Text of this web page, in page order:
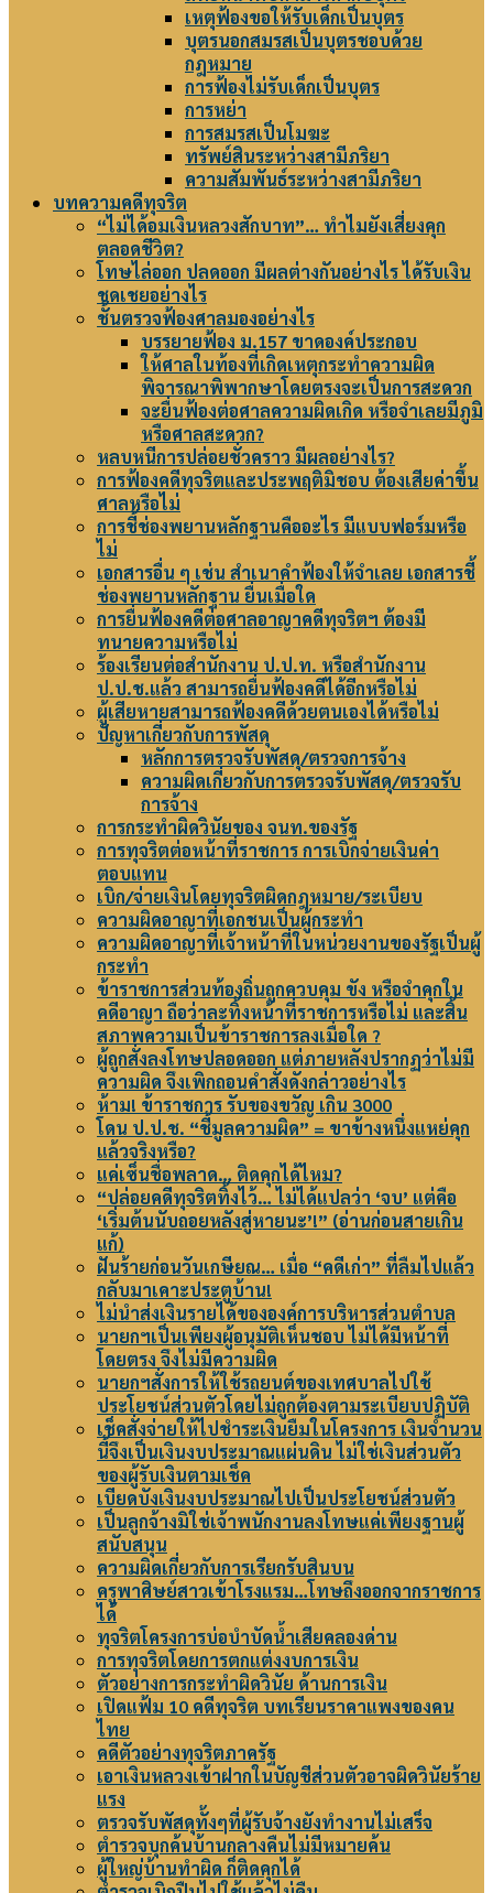
เหตุฟ้องขอให้รับเด็กเป็นบุตร
บุตรนอกสมรสเป็นบุตรชอบด้วย
กฎหมาย
การฟ้องไม่รับเด็กเป็นบุตร
การหย่า
การสมรสเป็นโมฆะ
ทรัพย์สินระหว่างสามีภริยา
ความสัมพันธ์ระหว่างสามีภริยา
บทความคดีทุจริต
“ไม่ได้อมเงินหลวงสักบาท”… ทำไมยังเสี่ยงคุก
ตลอดชีวิต?
โทษไล่ออก ปลดออก มีผลต่างกันอย่างไร ได้รับเงิน
ชดเชยอย่างไร
ชั้นตรวจฟ้องศาลมองอย่างไร
บรรยายฟ้อง ม.157 ขาดองค์ประกอบ
ให้ศาลในท้องที่เกิดเหตุกระทำความผิด
พิจารณาพิพากษาโดยตรงจะเป็นการสะดวก
จะยื่นฟ้องต่อศาลความผิดเกิด หรือจำเลยมีภูมิ
หรือศาลสะดวก?
หลบหนีการปล่อยชั่วคราว มีผลอย่างไร?
การฟ้องคดีทุจริตและประพฤติมิชอบ ต้องเสียค่าขึ้น
ศาลหรือไม่
การชี้ช่องพยานหลักฐานคืออะไร มีแบบฟอร์มหรือ
ไม่
เอกสารอื่น ๆ เช่น สำเนาคำฟ้องให้จำเลย เอกสารชี้
ช่องพยานหลักฐาน ยื่นเมื่อใด
การยื่นฟ้องคดีต่อศาลอาญาคดีทุจริตฯ ต้องมี
ทนายความหรือไม่
ร้องเรียนต่อสำนักงาน ป.ป.ท. หรือสำนักงาน
ป.ป.ช.แล้ว สามารถยื่นฟ้องคดีได้อีกหรือไม่
ผู้เสียหายสามารถฟ้องคดีด้วยตนเองได้หรือไม่
ปัญหาเกี่ยวกับการพัสดุ
หลักการตรวจรับพัสดุ/ตรวจการจ้าง
ความผิดเกี่ยวกับการตรวจรับพัสดุ/ตรวจรับ
การจ้าง
การกระทำผิดวินัยของ จนท.ของรัฐ
การทุจริตต่อหน้าที่ราชการ การเบิกจ่ายเงินค่า
ตอบแทน
เบิก/จ่ายเงินโดยทุจริตผิดกฎหมาย/ระเบียบ
ความผิดอาญาที่เอกชนเป็นผู้กระทำ
ความผิดอาญาที่เจ้าหน้าที่ในหน่วยงานของรัฐเป็นผู้
กระทำ
ข้าราชการส่วนท้องถิ่นถูกควบคุม ขัง หรือจำคุกใน
คดีอาญา ถือว่าละทิ้งหน้าที่ราชการหรือไม่ และสิ้น
สภาพความเป็นข้าราชการลงเมื่อใด ?
ผู้ถูกสั่งลงโทษปลอดออก แต่ภายหลังปรากฏว่าไม่มี
ความผิด จึงเพิกถอนคำสั่งดังกล่าวอย่างไร
ห้าม! ข้าราชการ รับของขวัญ เกิน 3000
โดน ป.ป.ช. “ชี้มูลความผิด” = ขาข้างหนึ่งแหย่คุก
แล้วจริงหรือ?
แค่เซ็นชื่อพลาด… ติดคุกได้ไหม?
“ปล่อยคดีทุจริตทิ้งไว้… ไม่ได้แปลว่า ‘จบ’ แต่คือ
‘เริ่มต้นนับถอยหลังสู่หายนะ’!” (อ่านก่อนสายเกิน
แก้)
ฝันร้ายก่อนวันเกษียณ… เมื่อ “คดีเก่า” ที่ลืมไปแล้ว
กลับมาเคาะประตูบ้าน!
ไม่นำส่งเงินรายได้ขององค์การบริหารส่วนตำบล
นายกฯเป็นเพียงผู้อนุมัติเห็นชอบ ไม่ได้มีหน้าที่
โดยตรง จึงไม่มีความผิด
นายกฯสั่งการให้ใช้รถยนต์ของเทศบาลไปใช้
ประโยชน์ส่วนตัวโดยไม่ถูกต้องตามระเบียบปฏิบัติ
เช็คสั่งจ่ายให้ไปชำระเงินยืมในโครงการ เงินจำนวน
นี้จึงเป็นเงินงบประมาณแผ่นดิน ไม่ใช่เงินส่วนตัว
ของผู้รับเงินตามเช็ค
เบียดบังเงินงบประมาณไปเป็นประโยชน์ส่วนตัว
เป็นลูกจ้างมิใช่เจ้าพนักงานลงโทษแค่เพียงฐานผู้
สนับสนุน
ความผิดเกี่ยวกับการเรียกรับสินบน
ครูพาศิษย์สาวเข้าโรงแรม…โทษถึงออกจากราชการ
ได้
ทุจริตโครงการบ่อบำบัดน้ำเสียคลองด่าน
การทุจริตโดยการตกแต่งงบการเงิน
ตัวอย่างการกระทำผิดวินัย ด้านการเงิน
เปิดแฟ้ม 10 คดีทุจริต บทเรียนราคาแพงของคน
ไทย
คดีตัวอย่างทุจริตภาครัฐ
เอาเงินหลวงเข้าฝากในบัญชีส่วนตัวอาจผิดวินัยร้าย
แรง
ตรวจรับพัสดุทั้งๆที่ผู้รับจ้างยังทำงานไม่เสร็จ
ตำรวจบุกค้นบ้านกลางคืนไม่มีหมายค้น
ผู้ใหญ่บ้านทำผิด ก็ติดคุกได้